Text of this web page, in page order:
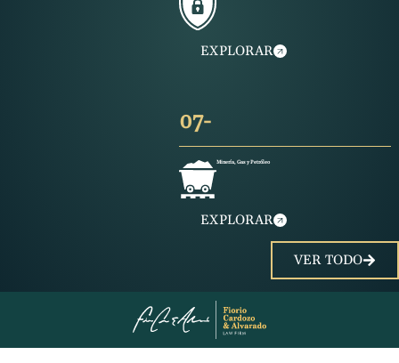
EXPLORAR
07-
Minería, Gas y Petróleo
EXPLORAR
VER TODO